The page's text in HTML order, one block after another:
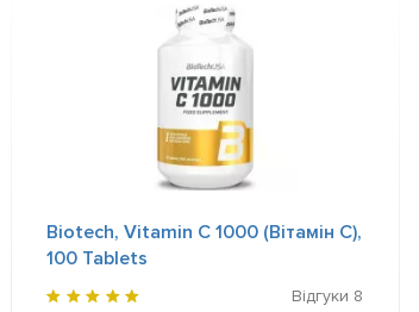
Biotech, Vitamin C 1000 (Вітамін С),
100 Tablets
Відгуки 8